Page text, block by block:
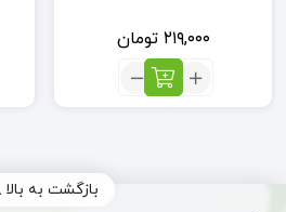
۲۱۹,۰۰۰ تومان
تعداد:
داروی
بازگشت به بالا